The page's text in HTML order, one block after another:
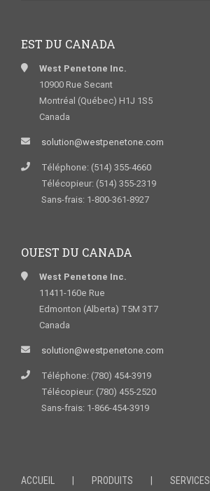
EST DU CANADA
West Penetone Inc.
10900 Rue Secant
Montréal (Québec) H1J 1S5
Canada
solution@westpenetone.com
Téléphone: (514) 355-4660
Télécopieur: (514) 355-2319
Sans-frais: 1-800-361-8927
OUEST DU CANADA
West Penetone Inc.
11411-160e Rue
Edmonton (Alberta) T5M 3T7
Canada
solution@westpenetone.com
Téléphone: (780) 454-3919
Télécopieur: (780) 455-2520
Sans-frais: 1-866-454-3919
ACCUEIL PRODUITS SERVICES